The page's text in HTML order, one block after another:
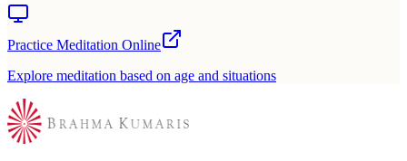
Practice Meditation Online
Explore meditation based on age and situations